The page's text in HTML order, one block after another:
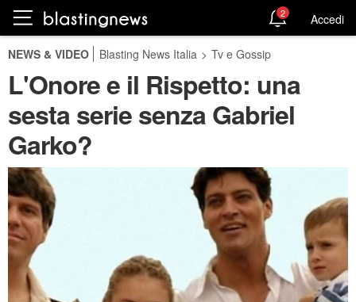
2 Accedi
NEWS & VIDEO Blasting News Italia > Tv e Gossip
L'Onore e il Rispetto: una
sesta serie senza Gabriel
Garko?